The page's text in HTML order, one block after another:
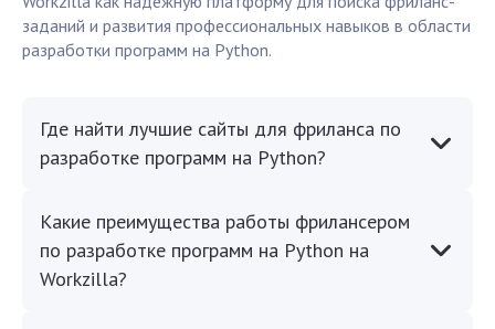
заданий и развития профессиональных навыков в области
разработки программ на Python.
Где найти лучшие сайты для фриланса по
разработке программ на Python?
Какие преимущества работы фрилансером
по разработке программ на Python на
Workzilla?